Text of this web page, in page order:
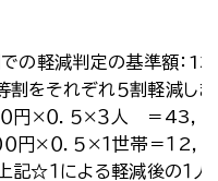
の軽減判定の基準額：
をそれぞれ５割軽減しま
円×０．５×３人 ＝43，
×０．５×１世帯＝１2，２
☆１による軽減後の１